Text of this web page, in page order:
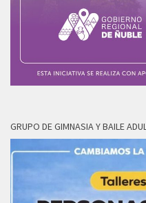
GRUPO DE GIMNASIA Y BAILE